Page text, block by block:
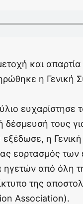
και
η Γενική
ευχαρίστησε
δέσμευσή τους
η
εορτασμός των
ηγετών από όλη
της
Association).